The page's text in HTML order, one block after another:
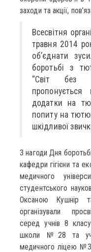
заходи та акції,
Всесвітня
травня 2014
об’єднати
боротьбі з
“Світ без
пропонується
додатки на
попиту на
шкідливої
З нагоди Дня
кафедри гігієни та
медичного
студентського
Оксаною Кушнір
організували
серед учнів 8 класу
школи №28 та
медичного ліцею